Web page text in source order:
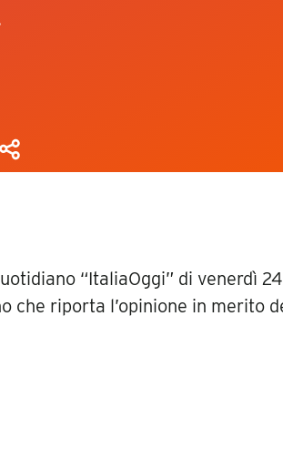
“ItaliaOggi” di venerdì
che riporta l’opinione in merito